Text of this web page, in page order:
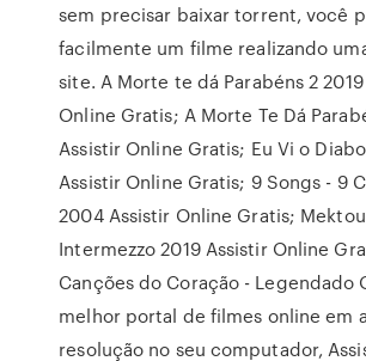
sem precisar baixar torrent, você
facilmente um filme realizando
site. A Morte te dá Parabéns 2
Online Gratis; A Morte Te Dá
Assistir Online Gratis; Eu Vi o
Assistir Online Gratis; 9 Songs - 9
2004 Assistir Online Gratis;
Intermezzo 2019 Assistir Online
Canções do Coração - Legendado
melhor portal de filmes online em
resolução no seu computador,